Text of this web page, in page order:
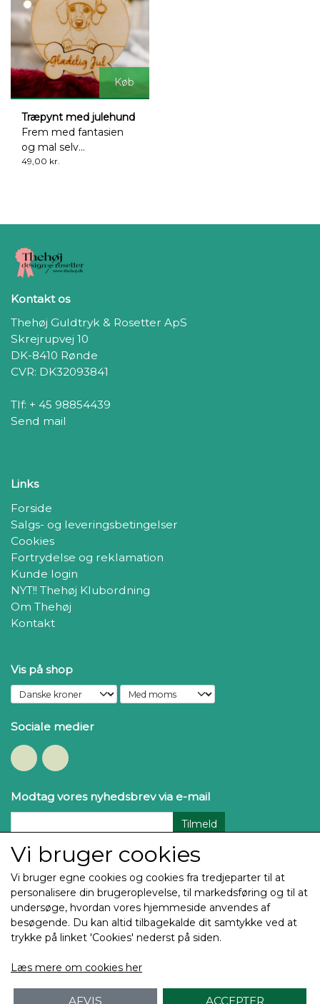
Køb
Træpynt med julehund
Frem med fantasien
og mal selv...
49,00 kr.
Kontakt os
Thehøj Guldtryk & Rosetter ApS
Skrejrupvej 10
DK-8410 Rønde
CVR: DK32093841
Tlf: + 45 98854439
Send mail
Links
Forside
Salgs- og leveringsbetingelser
Cookies
Fortrydelse og reklamation
Kunde login
NYT!! Thehøj Klubordning
Om Thehøj
Kontakt
Vis på shop
Sociale medier
Modtag vores nyhedsbrev via e-mail
Tilmeld
Copyright Thehøj Guldtryk & Rosetter ApS 2025
Alle billeder og tekst på denne side er underlagt
Copyright og enhver brug eller kopiering uden
Vi bruger cookies
Vi bruger egne cookies og cookies fra tredjeparter til at
personalisere din brugeroplevelse, til markedsføring og til at
undersøge, hvordan vores hjemmeside anvendes af
besøgende. Du kan altid tilbagekalde dit samtykke ved at
trykke på linket 'Cookies' nederst på siden.
Læs mere om cookies her
AFVIS ACCEPTER